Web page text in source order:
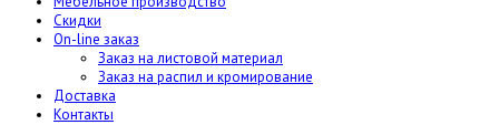
Скидки
On-line заказ
Заказ на листовой материал
Заказ на распил и кромирование
Доставка
Контакты